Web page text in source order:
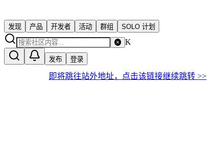
发现 产品 开发者 活动 群组 SOLO 计划
K
发布 登录
即将跳往站外地址，点击该链接继续跳转 >>